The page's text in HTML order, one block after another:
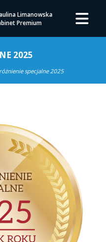
Limanowska
Premium
2025
specjalne 2025